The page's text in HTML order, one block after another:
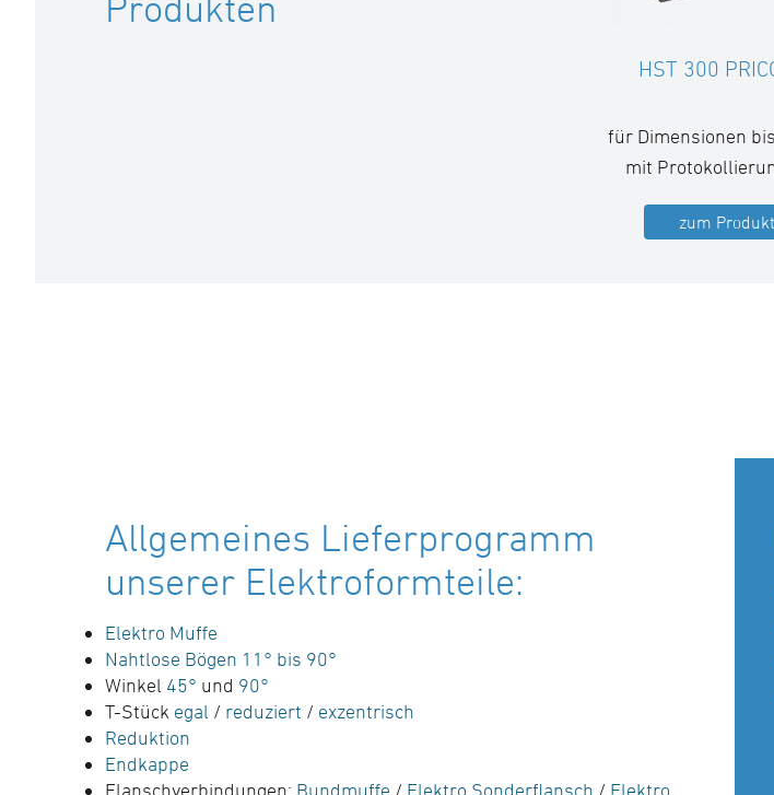
HST 300
für Dimensionen
mit
zum Produkt
Allgemeines Lieferprogramm
unserer Elektroformteile:
Elektro Muffe
Nahtlose Bögen 11° bis 90°
Winkel 45° und 90°
T-Stück egal / reduziert / exzentrisch
Reduktion
Endkappe
Flanschverbindungen: Bundmuffe / Elektro Sonderflansch / Elektro